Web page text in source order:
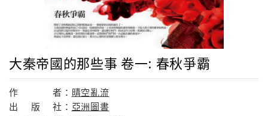
大秦帝國的那些事 卷一: 春秋爭霸
作 者： 晴空亂流
出
版 社： 亞洲圖書